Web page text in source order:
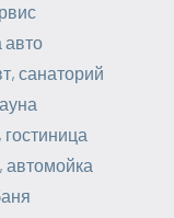
авто
санаторий
гостиница
автомойка